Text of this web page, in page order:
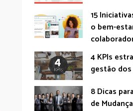
15
o bem-
4 KPIs
gestão
8 Dicas
de